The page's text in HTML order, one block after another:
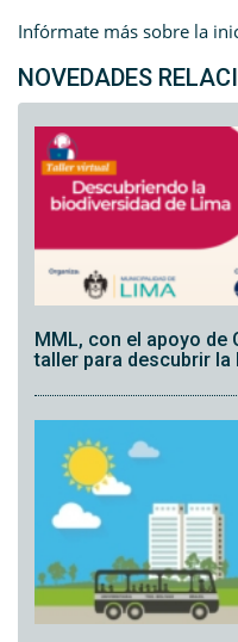
Infórmate más sobre la
NOVEDADES
MML, con el apoyo de
taller para descubrir la